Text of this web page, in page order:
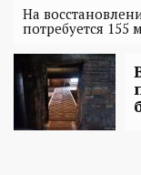
На
потребуется 155